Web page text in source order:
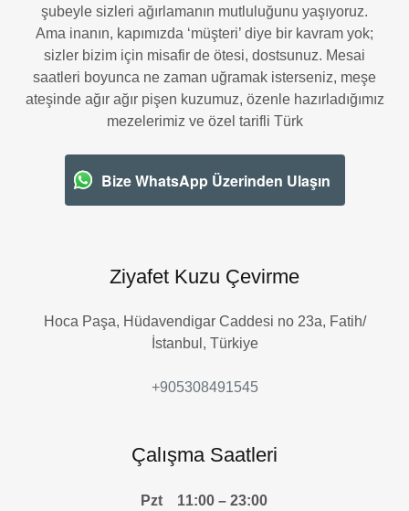
şubeyle sizleri ağırlamanın mutluluğunu yaşıyoruz.
Ama inanın, kapımızda ‘müşteri’ diye bir kavram yok;
sizler bizim için misafir de ötesi, dostsunuz. Mesai
saatleri boyunca ne zaman uğramak isterseniz, meşe
ateşinde ağır ağır pişen kuzumuz, özenle hazırladığımız
mezelerimiz ve özel tarifli Türk
Bize WhatsApp Üzerinden Ulaşın
Ziyafet Kuzu Çevirme
Hoca Paşa, Hüdavendigar Caddesi no 23a, Fatih/
İstanbul, Türkiye
+905308491545
Çalışma Saatleri
Pzt
11:00 – 23:00